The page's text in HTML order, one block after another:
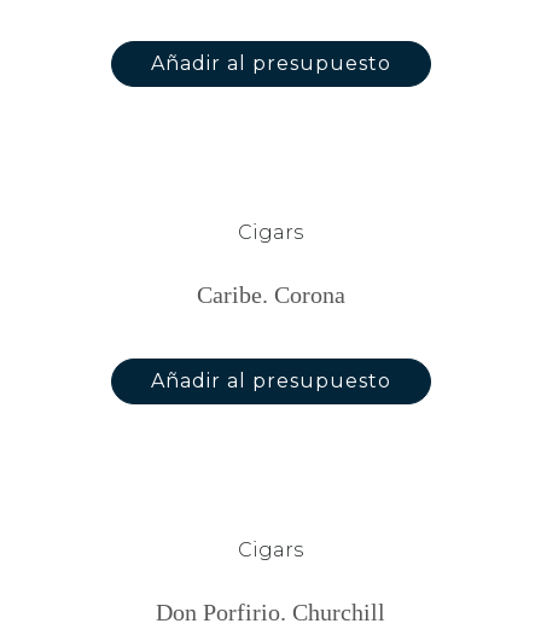
Añadir al presupuesto
Cigars
Caribe. Corona
Añadir al presupuesto
Cigars
Don Porfirio. Churchill